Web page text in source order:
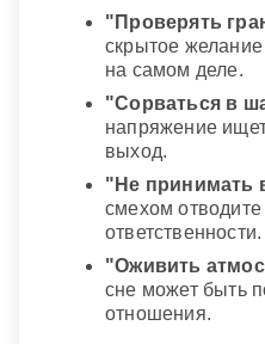
"Проверять
скрытое
на самом деле.
"Сорваться в
напряжение
выход.
"Не принимать
смехом отводите
ответственности.
"Оживить
сне может быть
отношения.